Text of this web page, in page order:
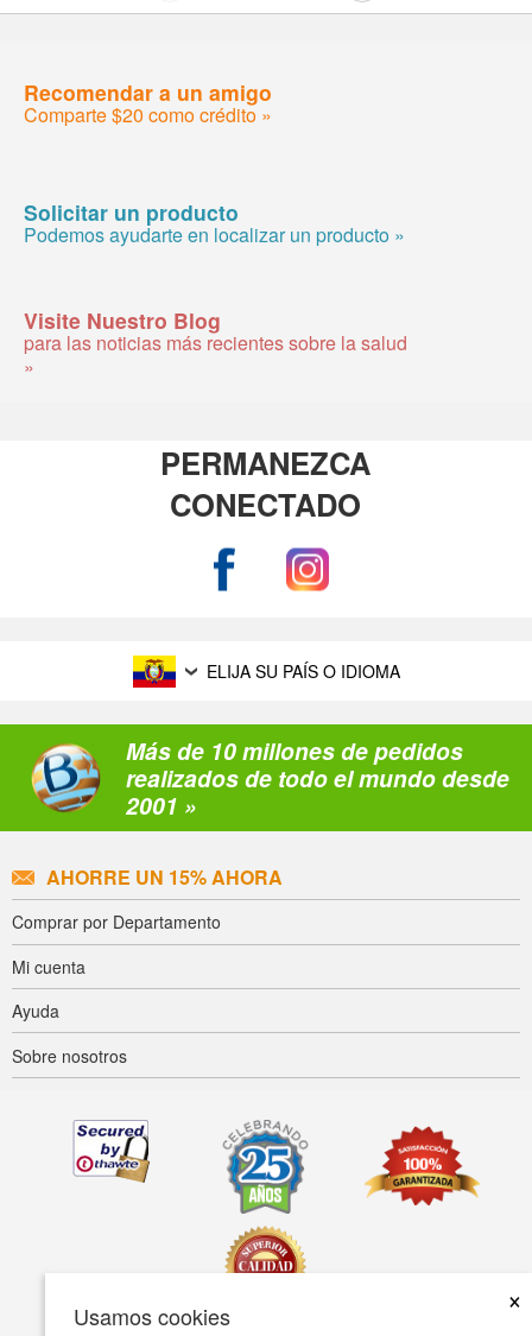
Usamos cookies
×
Recomendar a un amigo
Comparte $20 como crédito »
Solicitar un producto
Podemos ayudarte en localizar un producto »
Visite Nuestro Blog
para las noticias más recientes sobre la salud
»
PERMANEZCA
CONECTADO
ELIJA SU PAÍS O IDIOMA
Más de 10 millones de pedidos
realizados de todo el mundo desde
2001 »
AHORRE UN 15% AHORA
Comprar por Departamento
Mi cuenta
Ayuda
Sobre nosotros